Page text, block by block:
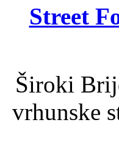
Street
Široki
vrhunske